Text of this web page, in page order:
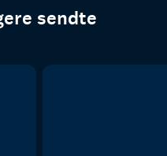
sendte